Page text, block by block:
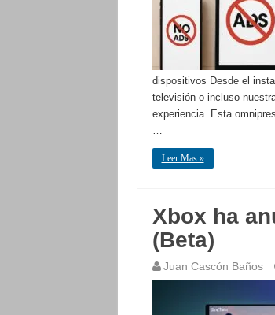
dispositivos Desde el
televisión o incluso
experiencia. Esta
…
Leer Mas »
Xbox ha
(Beta)
Juan Cascón Baños